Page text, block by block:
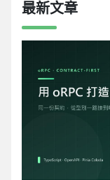
最新文章